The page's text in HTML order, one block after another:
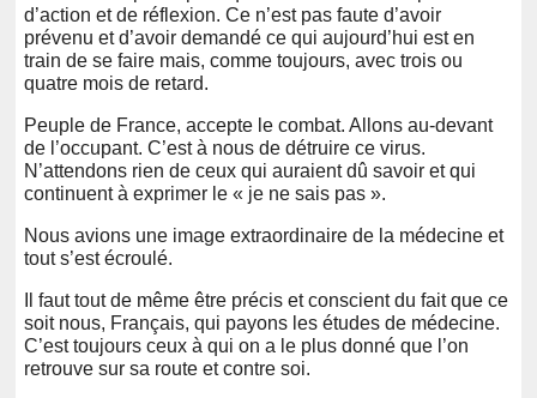
d’action et de réflexion. Ce n’est pas faute d’avoir
prévenu et d’avoir demandé ce qui aujourd’hui est en
train de se faire mais, comme toujours, avec trois ou
quatre mois de retard.
Peuple de France, accepte le combat. Allons au-devant
de l’occupant. C’est à nous de détruire ce virus.
N’attendons rien de ceux qui auraient dû savoir et qui
continuent à exprimer le « je ne sais pas ».
Nous avions une image extraordinaire de la médecine et
tout s’est écroulé.
Il faut tout de même être précis et conscient du fait que ce
soit nous, Français, qui payons les études de médecine.
C’est toujours ceux à qui on a le plus donné que l’on
retrouve sur sa route et contre soi.